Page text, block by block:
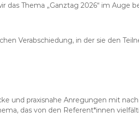
Thema „Ganztag 2026“ im Auge
Verabschiedung, in der sie den
und praxisnahe Anregungen mit
das von den Referent*innen